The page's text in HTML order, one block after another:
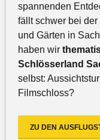
spannenden
fällt schwer bei
und Gärten in
haben wir
Schlösserland
selbst:
Filmschloss?
ZU DEN